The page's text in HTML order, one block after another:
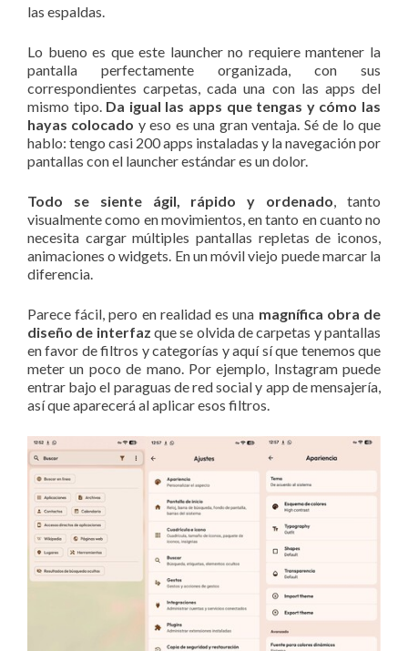
las espaldas.
Lo bueno es que este launcher no requiere mantener la
pantalla perfectamente organizada, con sus
correspondientes carpetas, cada una con las apps del
mismo tipo. Da igual las apps que tengas y cómo las
hayas colocado y eso es una gran ventaja. Sé de lo que
hablo: tengo casi 200 apps instaladas y la navegación por
pantallas con el launcher estándar es un dolor.
Todo se siente ágil, rápido y ordenado, tanto
visualmente como en movimientos, en tanto en cuanto no
necesita cargar múltiples pantallas repletas de iconos,
animaciones o widgets. En un móvil viejo puede marcar la
diferencia.
Parece fácil, pero en realidad es una magnífica obra de
diseño de interfaz que se olvida de carpetas y pantallas
en favor de filtros y categorías y aquí sí que tenemos que
meter un poco de mano. Por ejemplo, Instagram puede
entrar bajo el paraguas de red social y app de mensajería,
así que aparecerá al aplicar esos filtros.